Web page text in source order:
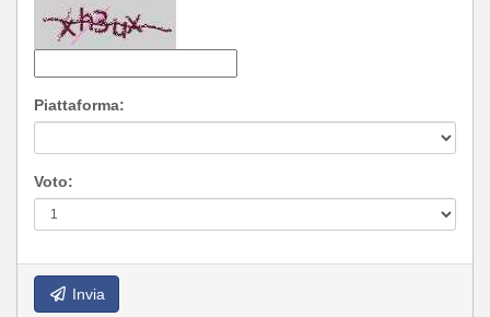
Piattaforma:
Voto:
Invia